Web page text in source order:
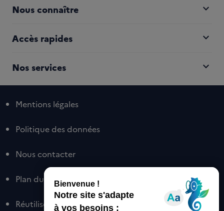
Nous connaître expand_more
Accès rapides expand_more
Nos services expand_more
Mentions légales
Politique des données
Nous contacter
Plan du site
Réutiliser nos contenus